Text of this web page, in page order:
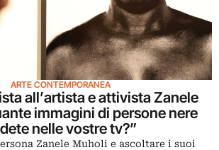
ARTE CONTEMPORANEA
all’artista e attivista Zanele
immagini di persone nere
nelle vostre tv?”
Zanele Muholi e ascoltare i suoi